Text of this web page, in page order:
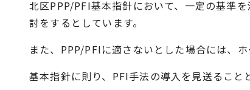
北区PPP/PFI基本指針において、一定の基準
討をするとしています。
また、PPP/PFIに適さないとした場合には、
基本指針に則り、PFI手法の導入を見送ること